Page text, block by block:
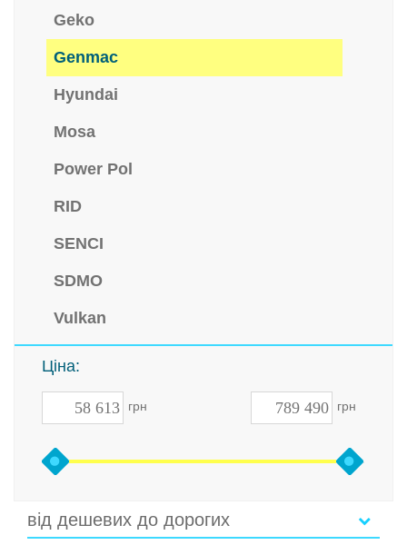
Geko
Genmac
Hyundai
Mosa
Power Pol
RID
SENCI
SDMO
Vulkan
Ціна:
грн грн
від дешевих до дорогих